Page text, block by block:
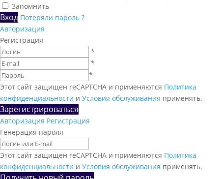
Запомнить
Вход Потеряли пароль ?
Авторизация
Регистрация
*
*
*
Этот сайт защищен reCAPTCHA и применяются Политика
конфиденциальности и Условия обслуживания применять.
Зарегистрироваться
Авторизация Регистрация
Генерация пароля
Этот сайт защищен reCAPTCHA и применяются Политика
конфиденциальности и Условия обслуживания применять.